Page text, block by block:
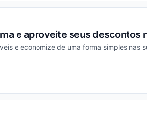
e aproveite seus descontos
e economize de uma forma simples nas